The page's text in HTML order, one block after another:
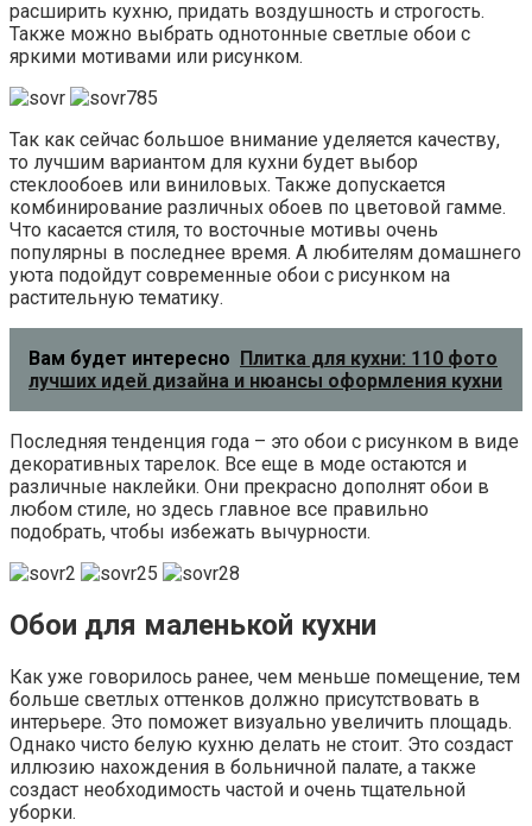
расширить кухню, придать воздушность и строгость.
Также можно выбрать однотонные светлые обои с
яркими мотивами или рисунком.
Так как сейчас большое внимание уделяется качеству,
то лучшим вариантом для кухни будет выбор
стеклообоев или виниловых. Также допускается
комбинирование различных обоев по цветовой гамме.
Что касается стиля, то восточные мотивы очень
популярны в последнее время. А любителям домашнего
уюта подойдут современные обои с рисунком на
растительную тематику.
Вам будет интересно
Плитка для кухни: 110 фото
лучших идей дизайна и нюансы оформления кухни
Последняя тенденция года – это обои с рисунком в виде
декоративных тарелок. Все еще в моде остаются и
различные наклейки. Они прекрасно дополнят обои в
любом стиле, но здесь главное все правильно
подобрать, чтобы избежать вычурности.
Обои для маленькой кухни
Как уже говорилось ранее, чем меньше помещение, тем
больше светлых оттенков должно присутствовать в
интерьере. Это поможет визуально увеличить площадь.
Однако чисто белую кухню делать не стоит. Это создаст
иллюзию нахождения в больничной палате, а также
создаст необходимость частой и очень тщательной
уборки.